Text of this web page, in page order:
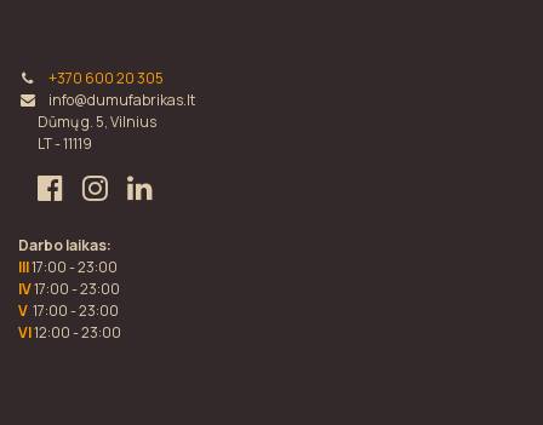
+370 600 20 305
info@dumufabrikas.lt
Dūmų g. 5, Vilnius
LT - 11119
Darbo laikas:
III17:00 - 23:00
IV17:00 - 23:00
V 17:00 - 23:00
VI12:00 - 23:00